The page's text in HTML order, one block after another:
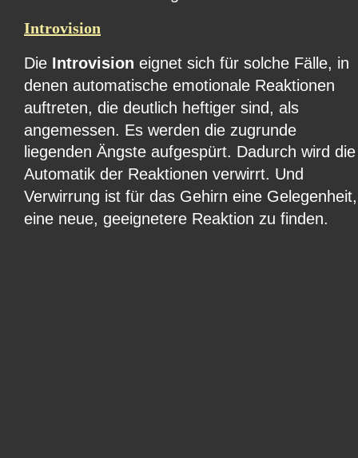
Introvision
Die Introvision eignet sich für solche Fälle, in
denen automatische emotionale Reaktionen
auftreten, die deutlich heftiger sind, als
angemessen. Es werden die zugrunde
liegenden Ängste aufgespürt. Dadurch wird
Automatik der Reaktionen verwirrt. Und
Verwirrung ist für das Gehirn eine
eine neue, geeignetere Reaktion zu finden.